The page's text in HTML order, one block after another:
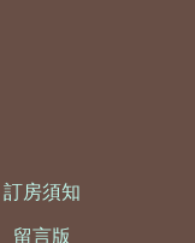
訂房須知
留言版